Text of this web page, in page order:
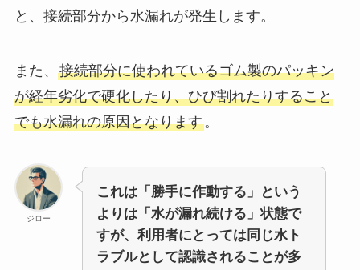
と、接続部分から水漏れが発生します。
また、 接続部分に使われているゴム製のパッキン
が経年劣化で硬化したり、ひび割れたりすること
でも水漏れの原因となります。
ジロー
これは「勝手に作動する」という
よりは「水が漏れ続ける」状態で
すが、利用者にとっては同じ水ト
ラブルとして認識されることが多